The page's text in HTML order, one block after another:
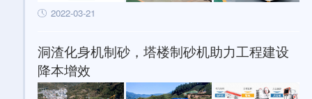
2022-03-21
洞渣化身机制砂，塔楼制砂机助力工程建设
降本增效